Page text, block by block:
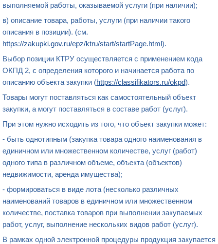
выполняемой работы, оказываемой услуги (при наличии);
в) описание товара, работы, услуги (при наличии такого
описания в позиции). (см.
https://zakupki.gov.ru/epz/ktru/start/startPage.html).
Выбор позиции КТРУ осуществляется с применением кода
ОКПД 2, с определения которого и начинается работа по
описанию объекта закупки (https://classifikators.ru/okpd).
Товары могут поставляться как самостоятельный объект
закупки, а могут поставляться в составе работ (услуг).
При этом нужно исходить из того, что объект закупки может:
- быть однотипным (закупка товара одного наименования в
единичном или множественном количестве, услуг (работ)
одного типа в различном объеме, объекта (объектов)
недвижимости, аренда имущества);
- формироваться в виде лота (несколько различных
наименований товаров в единичном или множественном
количестве, поставка товаров при выполнении закупаемых
работ, услуг, выполнение нескольких видов работ (услуг).
В рамках одной электронной процедуры продукция закупается